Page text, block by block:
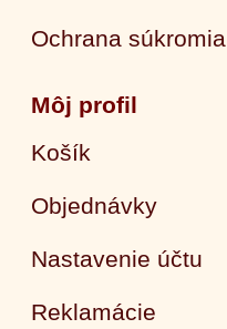
Ochrana súkromia
Môj profil
Košík
Objednávky
Nastavenie účtu
Reklamácie